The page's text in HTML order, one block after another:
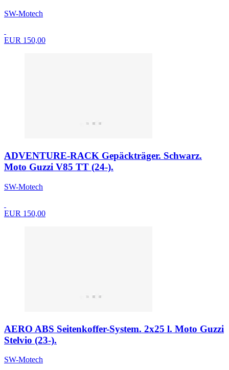
SW-Motech
EUR 150,00
ADVENTURE-RACK Gepäckträger. Schwarz.
Moto Guzzi V85 TT (24-).
SW-Motech
EUR 150,00
AERO ABS Seitenkoffer-System. 2x25 l. Moto Guzzi
Stelvio (23-).
SW-Motech